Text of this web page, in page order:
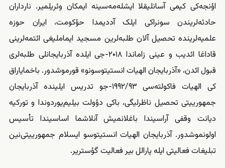
اؤنجه‌کی کیمی آسانلیقلا ایشله‌مه‌سینه ایمکان وئریلمیر. نارداران
حادثه‌‌‌لریندن سونراکی ایلک آددیمدا حؤکومت، ایران حوزه
علمیه‌لرینده تحصیل آلان طلبه‌‌‌لرین مسجید ایماملیغی ائتمه‌لرینی
قاداغا
ائدیب و عینی زاماندا ۲۰۱۸-جی ایلده آذربایجانلی طلبه‌‌‌لری
قبول ائدن، «آذربایجان الهیات انستیتوسونو» قورموشدور. باخمایاراق
کی الهیات فاکولته‌سی
۱۹۹۲/۹۳-جو تدریس ایلینده آذربایجان
جمهورییتی تحصیل ناظرلیگی، باکی دؤولت بیلیم‌یوردوندا و تورکیه
دیانت وقفی آراسیندا باغلانمیش آنلاشما اساسیندا تأسیس
اولونموشدور. آذربایجان الهیات انستیتوسو ایسلام جمهورییتی‌نین
تبلیغات فعالیتی ایله پارالل بیر فعالیت گؤستریر.